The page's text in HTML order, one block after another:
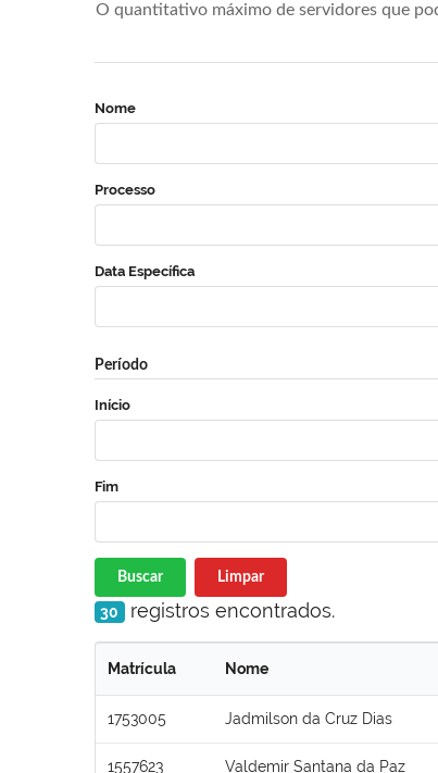
O quantitativo máximo de servidores que
Nome
Processo
Data Específica
Período
Início
Fim
Buscar Limpar
30 registros encontrados.
Matrícula Nome
1753005 Jadmilson da Cruz Dias
1557623 Valdemir Santana da Paz